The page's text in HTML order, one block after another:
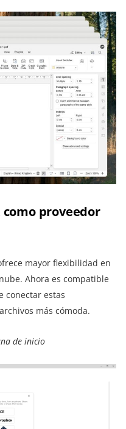
como proveedor
mayor flexibilidad en
Ahora es compatible
conectar estas
más cómoda.
de inicio